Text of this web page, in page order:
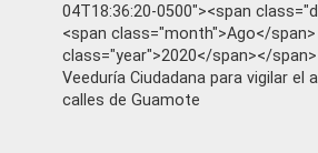
04T18:36:20-0500"><span
<span class="month">Ago</
class="year">2020</span></span>
Veeduría Ciudadana para vigilar el
calles de Guamote